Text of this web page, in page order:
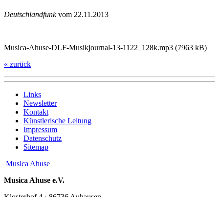
Deutschlandfunkvom 22.11.2013
Musica-Ahuse-DLF-Musikjournal-13-1122_128k.mp3 (7963 kB)
« zurück
Links
Newsletter
Kontakt
Künstlerische Leitung
Impressum
Datenschutz
Sitemap
Musica Ahuse
Musica Ahuse e.V.